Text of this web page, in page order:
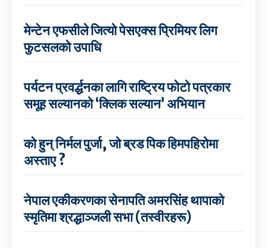
मेन्टेन एफसीले जित्यो पेसएक्स प्रिमियर लिग
फुटसलको उपाधि
पर्यटन प्रवर्द्धनका लागि राष्ट्रिय फोटो पत्रकार
समूह सल्यानको ‘क्लिक सल्यान’ अभियान
को हुन् निर्मल पुर्जा, जो ब्रड पिक हिमपहिरोमा
अस्ताए ?
नेपाल एकीकरणका सेनापति अमरसिंह थापाको
स्मृतिमा श्रद्धाञ्जली सभा (तस्वीरहरू)